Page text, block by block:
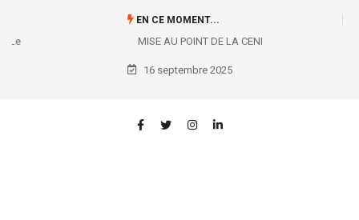
EN CE MOMENT...
MISE AU POINT DE LA CENI
16 septembre 2025